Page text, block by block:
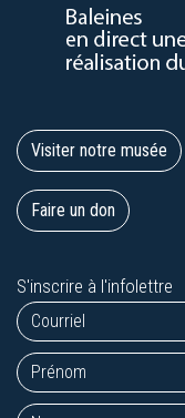
Visiter notre musée
Faire un don
S'inscrire à l'infolettre